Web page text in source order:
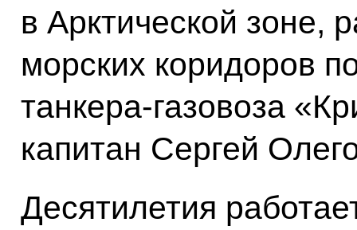
в Арктической зоне,
морских коридоров
танкера-газовоза
капитан Сергей
Десятилетия